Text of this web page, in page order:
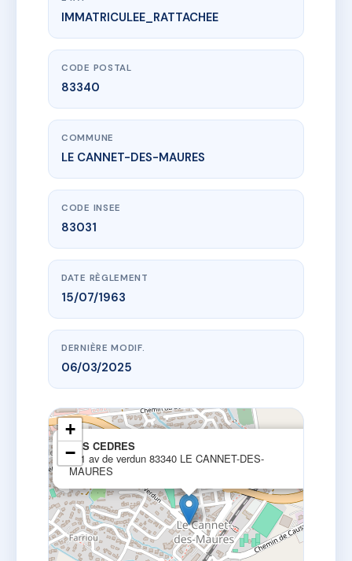
www.vme.plus/AB8769382
LES CEDRES
181 av de verdun83340 LE CANNET-DES-MAURES
IMMATRICULEE_RATTACHEE
CODE POSTAL
83340
COMMUNE
LE CANNET-DES-MAURES
CODE INSEE
83031
DATE RÈGLEMENT
15/07/1963
DERNIÈRE MODIF.
06/03/2025
LES CEDRES
181 av de verdun 83340 LE CANNET-DES-
MAURES
+
−